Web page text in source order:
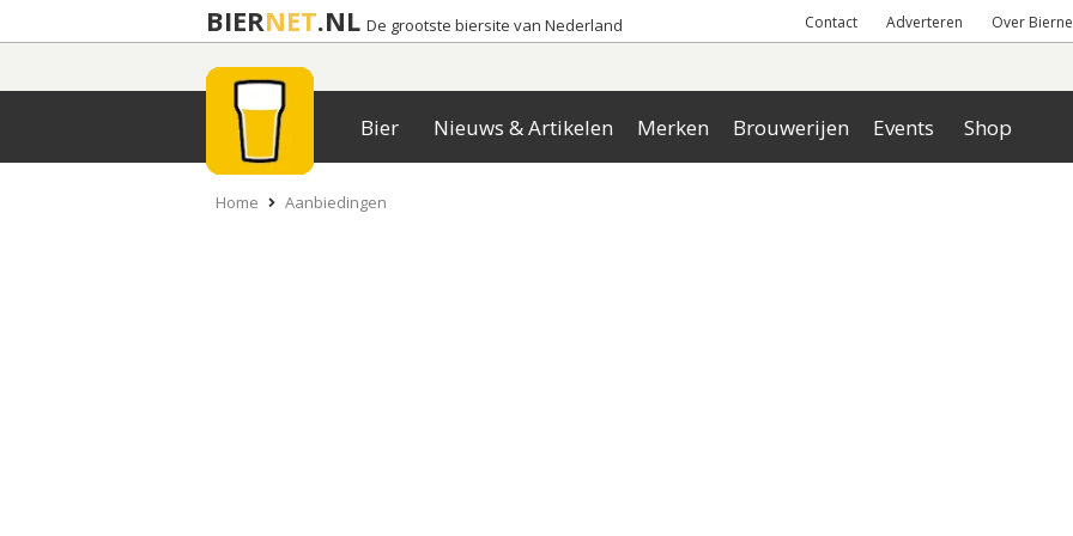
BIERNET.NL De grootste biersite van Nederland Contact Adverteren Over
Bier Nieuws & Artikelen Merken Brouwerijen Events Shop
Home Aanbiedingen